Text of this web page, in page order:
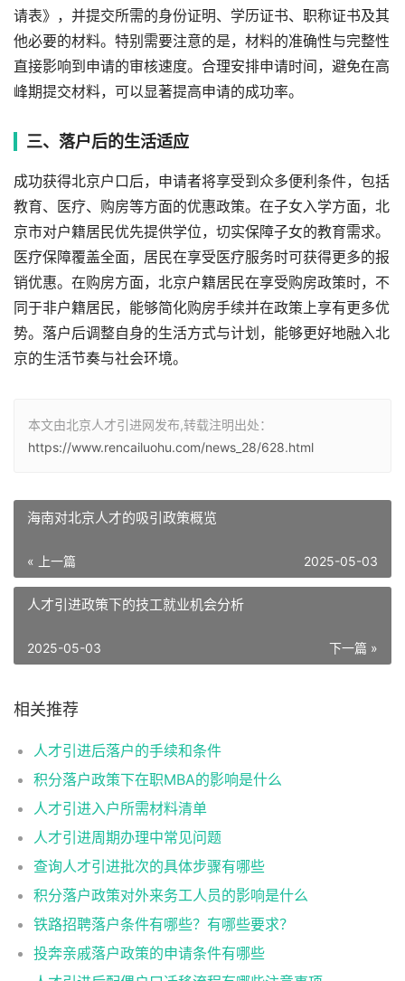
请表》，并提交所需的身份证明、学历证书、职称证书及其
他必要的材料。特别需要注意的是，材料的准确性与完整性
直接影响到申请的审核速度。合理安排申请时间，避免在高
峰期提交材料，可以显著提高申请的成功率。
三、落户后的生活适应
成功获得北京户口后，申请者将享受到众多便利条件，包括
教育、医疗、购房等方面的优惠政策。在子女入学方面，北
京市对户籍居民优先提供学位，切实保障子女的教育需求。
医疗保障覆盖全面，居民在享受医疗服务时可获得更多的报
销优惠。在购房方面，北京户籍居民在享受购房政策时，不
同于非户籍居民，能够简化购房手续并在政策上享有更多优
势。落户后调整自身的生活方式与计划，能够更好地融入北
京的生活节奏与社会环境。
本文由北京人才引进网发布,转载注明出处：
https://www.rencailuohu.com/news_28/628.html
海南对北京人才的吸引政策概览
« 上一篇 2025-05-03
人才引进政策下的技工就业机会分析
下一篇 »
2025-05-03
相关推荐
人才引进后落户的手续和条件
积分落户政策下在职MBA的影响是什么
人才引进入户所需材料清单
人才引进周期办理中常见问题
查询人才引进批次的具体步骤有哪些
积分落户政策对外来务工人员的影响是什么
铁路招聘落户条件有哪些？有哪些要求？
投奔亲戚落户政策的申请条件有哪些